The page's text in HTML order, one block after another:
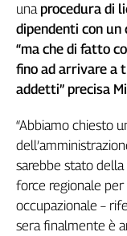
Girasoli
Il
Sassolino
Economica
Tech
It
Easy
Inserti
Idea
Diffusa
una procedura di
dipendenti con
“ma che di fatto
fino ad arrivare a
addetti” precisa
“Abbiamo chiesto
sarebbe stato
force regionale per
occupazionale –
sera finalmente è